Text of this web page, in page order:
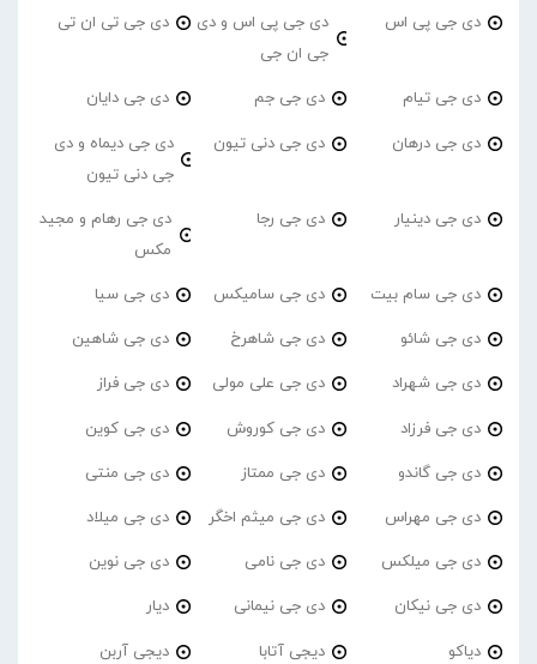
دی جی پی اس
دی جی پی اس و دی
جی ان جی
دی جی تی ان تی
دی جی تیام دی جی جم دی جی دایان
دی جی درهان دی جی دنی تیون
دی جی دیماه و دی
جی دنی تیون
دی جی دینیار دی جی رجا
دی جی رهام و مجید
مکس
دی جی سام بیت دی جی سامیکس دی جی سیا
دی جی شائو دی جی شاهرخ دی جی شاهین
دی جی شهراد دی جی علی مولی دی جی فراز
دی جی فرزاد دی جی کوروش دی جی کوین
دی جی گاندو دی جی ممتاز دی جی منتی
دی جی مهراس دی جی میثم اخگر دی جی میلاد
دی جی میلکس دی جی نامی دی جی نوین
دی جی نیکان دی جی نیمانی دیار
دیاکو دیجی آتابا دیجی آربن